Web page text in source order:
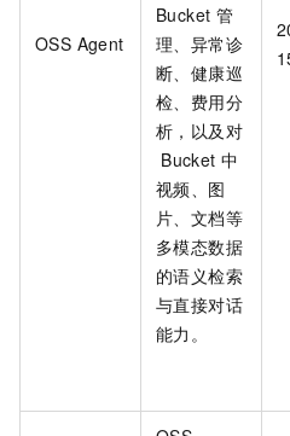
OSS Agent
Bucket 管
理、异常诊
断、健康巡
检、费用分
析，以及对
Bucket 中
视频、图
片、文档等
多模态数据
的语义检索
与直接对话
能力。